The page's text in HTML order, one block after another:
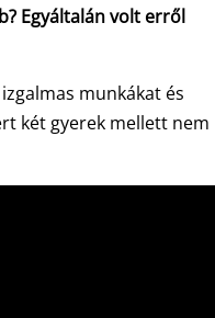
Egyáltalán volt erről
munkákat és
két gyerek mellett nem